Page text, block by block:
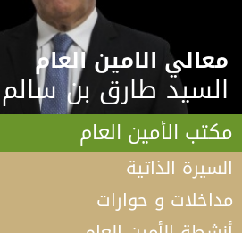
معالي الامين العام
السيد طارق بن سالم
مكتب الأمين العام
السيرة الذاتية
مداخلات و حوارات